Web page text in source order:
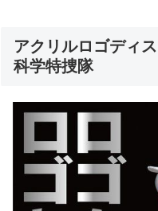
アクリルロゴディ
科学特捜隊